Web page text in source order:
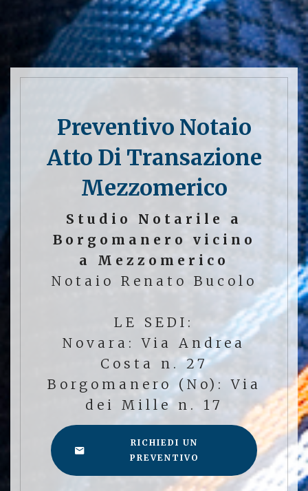
Preventivo Notaio
Atto Di Transazione
Mezzomerico
Studio Notarile a
Borgomanero vicino
a Mezzomerico
Notaio Renato Bucolo
LE SEDI:
Novara: Via Andrea
Costa n. 27
Borgomanero (No): Via
dei Mille n. 17
RICHIEDI UN
PREVENTIVO